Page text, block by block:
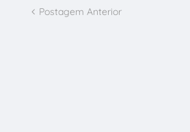
Postagem Anterior